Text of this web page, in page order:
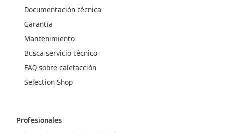
Documentación técnica
Garantía
Mantenimiento
Busca servicio técnico
FAQ sobre calefacción
Selection Shop
Profesionales